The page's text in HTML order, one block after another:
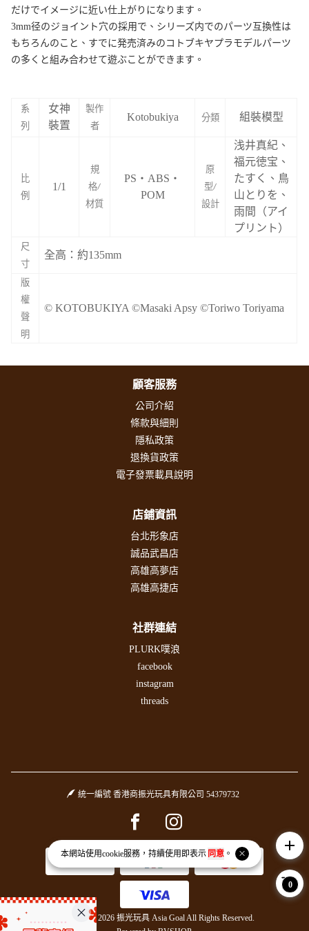
本網站使用cookie服務，持續使用即表示 同意。
だけでイメージに近い仕上がりになります。
3mm径のジョイント穴の採用で、シリーズ内でのパーツ互換性は
もちろんのこと、すでに発売済みのコトブキヤプラモデルパーツ
の多くと組み合わせて遊ぶことができます。
系
列
女神
裝置
製作
者
Kotobukiya 分類 組裝模型
比
例
1/1
規
格/
材質
PS・ABS・
POM
原
型/
設計
浅井真紀、
福元徳宝、
たすく、鳥
山とりを、
雨間（アイ
プリント）
尺
寸
全高：約135mm
版
權
聲
明
© KOTOBUKIYA ©Masaki Apsy ©Toriwo Toriyama
顧客服務
公司介紹
條款與細則
隱私政策
退換貨政策
電子發票載具說明
店鋪資訊
台北形象店
誠品武昌店
高雄高夢店
高雄高捷店
社群連結
PLURK噗浪
facebook
instagram
threads
統一編號 香港商振光玩具有限公司 54379732
Facebook pageInstagram page
Copyright © 2026 振光玩具 Asia Goal All Rights Reserved.
add
0